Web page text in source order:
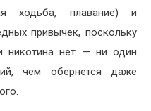
ходьба, плавание) и
привычек, поскольку
никотина нет — ни один
чем обернется даже